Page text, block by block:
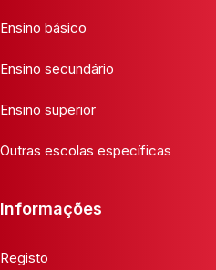
Ensino básico
Ensino secundário
Ensino superior
Outras escolas específicas
Informações
Registo